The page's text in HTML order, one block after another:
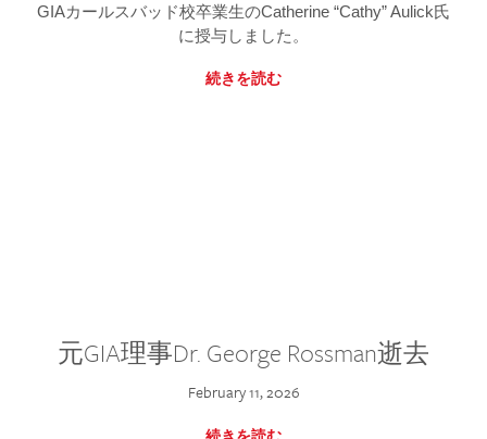
GIAカールスバッド校卒業生のCatherine “Cathy” Aulick氏
に授与しました。
続きを読む
元GIA理事Dr. George Rossman逝去
February 11, 2026